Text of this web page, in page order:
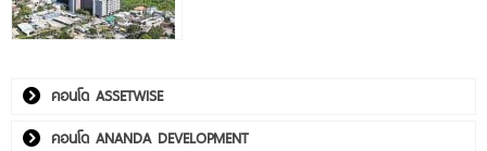
คอนโด ASSETWISE
คอนโด ANANDA DEVELOPMENT